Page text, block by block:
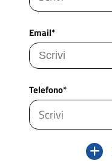
Email*
Telefono*